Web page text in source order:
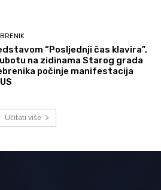
“Posljednji čas klavira”,
na zidinama Starog grada
počinje manifestacija
Učitati više